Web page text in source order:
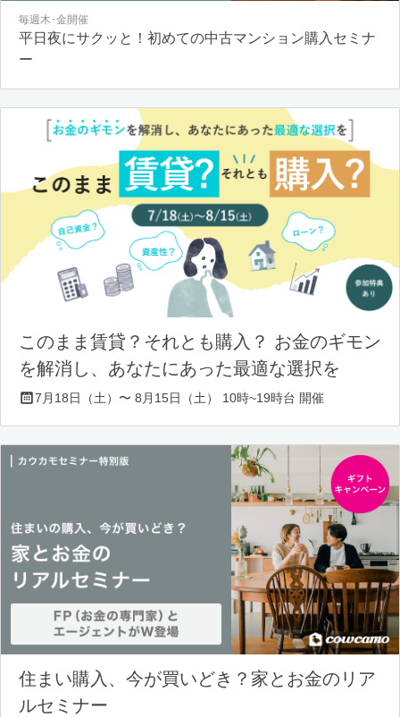
毎週木･金開催
平日夜にサクッと！初めての中古マンション購入セミナ
ー
このまま賃貸？それとも購入？ お金のギモン
を解消し、あなたにあった最適な選択を
7月18日（土）〜 8月15日（土） 10時~19時台 開催
住まい購入、今が買いどき？家とお金のリア
ルセミナー